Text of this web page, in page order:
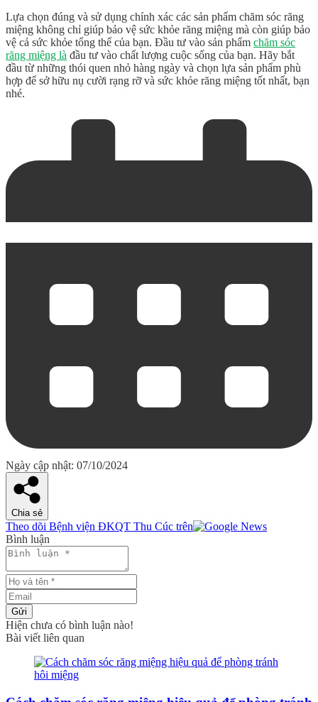
Lựa chọn đúng và sử dụng chính xác các sản phẩm chăm sóc răng
miệng không chỉ giúp bảo vệ sức khỏe răng miệng mà còn giúp bảo
vệ cả sức khỏe tổng thể của bạn. Đầu tư vào sản phẩm chăm sóc
răng miệng là đầu tư vào chất lượng cuộc sống của bạn. Hãy bắt
đầu từ những thói quen nhỏ hàng ngày và chọn lựa sản phẩm phù
hợp để sở hữu nụ cười rạng rỡ và sức khỏe răng miệng tốt nhất, bạn
nhé.
Ngày cập nhật: 07/10/2024
Chia sẻ
Theo dõi Bệnh viện ĐKQT Thu Cúc trên
Bình luận
Gửi
Hiện chưa có bình luận nào!
Bài viết liên quan